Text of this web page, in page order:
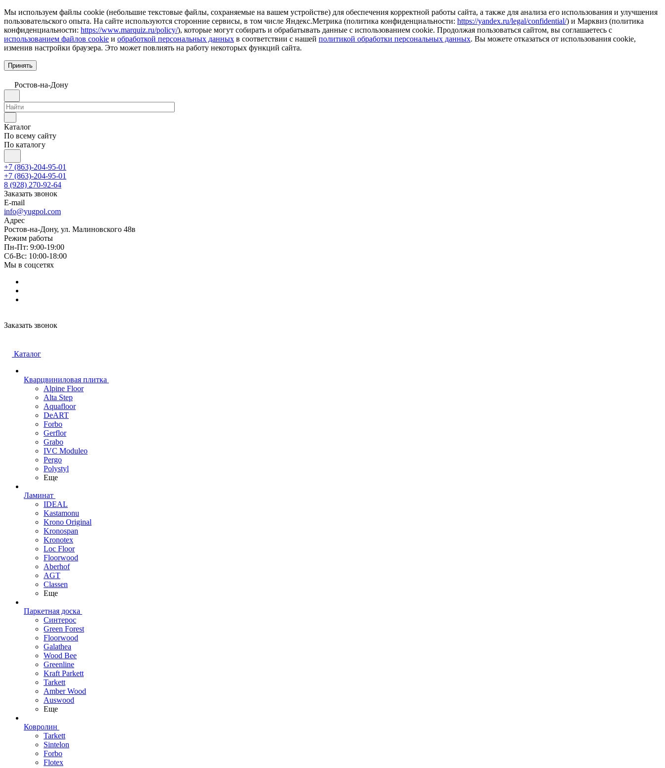
Мы используем файлы cookie (небольшие текстовые файлы, сохраняемые на вашем устройстве) для обеспечения корректной работы сайта, а также для анализа его использования и улучшения
пользовательского опыта. На сайте используются сторонние сервисы, в том числе Яндекс.Метрика (политика конфиденциальности: https://yandex.ru/legal/confidential/) и Марквиз (политика
конфиденциальности: https://www.marquiz.ru/policy/), которые могут собирать и обрабатывать данные с использованием cookie. Продолжая пользоваться сайтом, вы соглашаетесь с
использованием файлов cookie и обработкой персональных данных в соответствии с нашей политикой обработки персональных данных. Вы можете отказаться от использования cookie,
изменив настройки браузера. Это может повлиять на работу некоторых функций сайта.
Принять
Ростов-на-Дону
Каталог
По всему сайту
По каталогу
+7 (863)-204-95-01
+7 (863)-204-95-01
8 (928) 270-92-64
Заказать звонок
E-mail
info@yugpol.com
Адрес
Ростов-на-Дону, ул. Малиновского 48в
Режим работы
Пн-Пт: 9:00-19:00
Cб-Вс: 10:00-18:00
Мы в соцсетях
Заказать звонок
Каталог
Кварцвиниловая плитка
Alpine Floor
Alta Step
Aquafloor
DeART
Forbo
Gerflor
Grabo
IVC Moduleo
Pergo
Polystyl
Еще
Ламинат
IDEAL
Kastamonu
Krono Original
Kronospan
Kronotex
Loc Floor
Floorwood
Aberhof
AGT
Classen
Еще
Паркетная доска
Синтерос
Green Forest
Floorwood
Galathea
Wood Bee
Greenline
Kraft Parkett
Tarkett
Amber Wood
Auswood
Еще
Ковролин
Tarkett
Sintelon
Forbo
Flotex